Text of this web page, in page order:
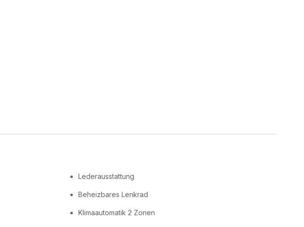
Lederausstattung
Beheizbares Lenkrad
Klimaautomatik 2 Zonen